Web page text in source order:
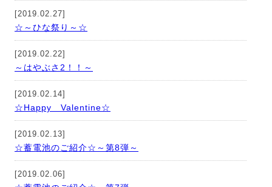
[2019.02.27]
☆～ひな祭り～☆
[2019.02.22]
～はやぶさ2！！～
[2019.02.14]
☆Happy Valentine☆
[2019.02.13]
☆蓄電池のご紹介☆～第8弾～
[2019.02.06]